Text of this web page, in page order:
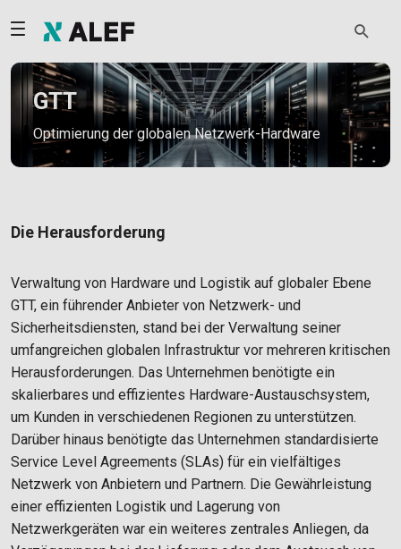
GTT
Optimierung der globalen Netzwerk-Hardware
Die Herausforderung
Verwaltung von Hardware und Logistik auf globaler Ebene
GTT, ein führender Anbieter von Netzwerk- und
Sicherheitsdiensten, stand bei der Verwaltung seiner
umfangreichen globalen Infrastruktur vor mehreren kritischen
Herausforderungen. Das Unternehmen benötigte ein
skalierbares und effizientes Hardware-Austauschsystem,
um Kunden in verschiedenen Regionen zu unterstützen.
Darüber hinaus benötigte das Unternehmen standardisierte
Service Level Agreements (SLAs) für ein vielfältiges
Netzwerk von Anbietern und Partnern. Die Gewährleistung
einer effizienten Logistik und Lagerung von
Netzwerkgeräten war ein weiteres zentrales Anliegen, da